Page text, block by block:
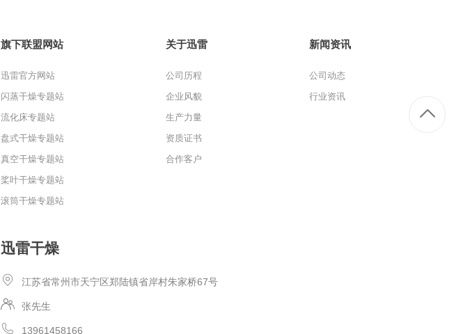
旗下联盟网站
迅雷官方网站
闪蒸干燥专题站
流化床专题站
盘式干燥专题站
真空干燥专题站
桨叶干燥专题站
滚筒干燥专题站
关于迅雷
公司历程
企业风貌
生产力量
资质证书
合作客户
新闻资讯
公司动态
行业资讯
迅雷干燥
江苏省常州市天宁区郑陆镇省岸村朱家桥67号
张先生
13961458166